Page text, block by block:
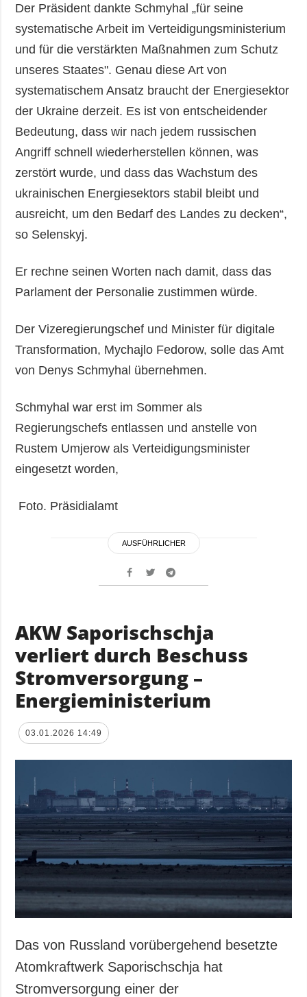
Der Präsident dankte Schmyhal „für seine
systematische Arbeit im Verteidigungsministerium
und für die verstärkten Maßnahmen zum Schutz
unseres Staates". Genau diese Art von
systematischem Ansatz braucht der Energiesektor
der Ukraine derzeit. Es ist von entscheidender
Bedeutung, dass wir nach jedem russischen
Angriff schnell wiederherstellen können, was
zerstört wurde, und dass das Wachstum des
ukrainischen Energiesektors stabil bleibt und
ausreicht, um den Bedarf des Landes zu decken“,
so Selenskyj.
Er rechne seinen Worten nach damit, dass das
Parlament der Personalie zustimmen würde.
Der Vizeregierungschef und Minister für digitale
Transformation, Mychajlo Fedorow, solle das Amt
von Denys Schmyhal übernehmen.
Schmyhal war erst im Sommer als
Regierungschefs entlassen und anstelle von
Rustem Umjerow als Verteidigungsminister
eingesetzt worden,
Foto. Präsidialamt
AUSFÜHRLICHER
AKW Saporischschja
verliert durch Beschuss
Stromversorgung –
Energieministerium
03.01.2026 14:49
Das von Russland vorübergehend besetzte
Atomkraftwerk Saporischschja hat
Stromversorgung einer der